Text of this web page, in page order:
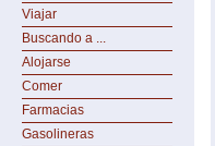
Viajar
Buscando a ...
Alojarse
Comer
Farmacias
Gasolineras